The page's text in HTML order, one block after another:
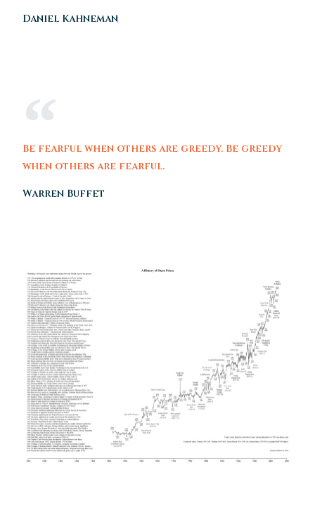
Daniel Kahneman
Be fearful when others are greedy. Be greedy
when others are fearful.
Warren Buffet